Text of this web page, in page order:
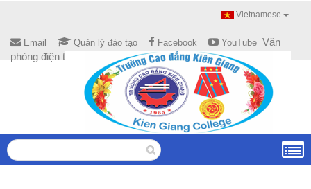
Vietnamese
Email Quản lý đào tạo Facebook YouTube Văn
phòng điện tử